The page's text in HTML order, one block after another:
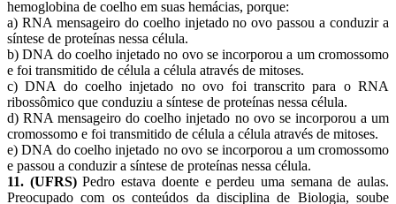
hemoglobina de coelho em suas hemácias, porque:
a) RNA mensageiro do coelho injetado no ovo passou a conduzir a
síntese de proteínas nessa célula.
b) DNA do coelho injetado no ovo se incorporou a um cromossomo
e foi transmitido de célula a célula através de mitoses.
c) DNA do coelho injetado no ovo foi transcrito para o RNA
ribossômico que conduziu a síntese de proteínas nessa célula.
d) RNA mensageiro do coelho injetado no ovo se incorporou a um
cromossomo e foi transmitido de célula a célula através de mitoses.
e) DNA do coelho injetado no ovo se incorporou a um cromossomo
e passou a conduzir a síntese de proteínas nessa célula.
11. (UFRS)Pedro estava doente e perdeu uma semana de aulas.
Preocupado com os conteúdos da disciplina de Biologia, soube